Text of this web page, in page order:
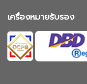
เครื่องหมายรับรอง